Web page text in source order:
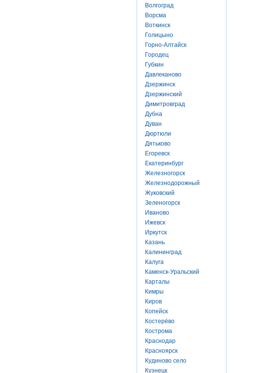
Волгоград
Ворсма
Воткинск
Голицыно
Горно-Алтайск
Городец
Губкин
Давлеканово
Дзержинск
Дзержинский
Димитровград
Дубна
Дуван
Дюртюли
Дятьково
Егоревск
Екатеринбург
Железногорск
Железнодорожный
Жуковский
Зеленогорск
Иваново
Ижевск
Иркутск
Казань
Калининград
Калуга
Каменск-Уральский
Карталы
Кимры
Киров
Копейск
Костерёво
Кострома
Краснодар
Красноярск
Кудиново село
Кузнецк